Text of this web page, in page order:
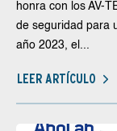
honra con los AV-
de seguridad para
año 2023, el...
LEER ARTÍCULO